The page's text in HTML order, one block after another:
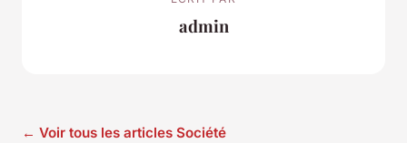
admin
← Voir tous les articles Société